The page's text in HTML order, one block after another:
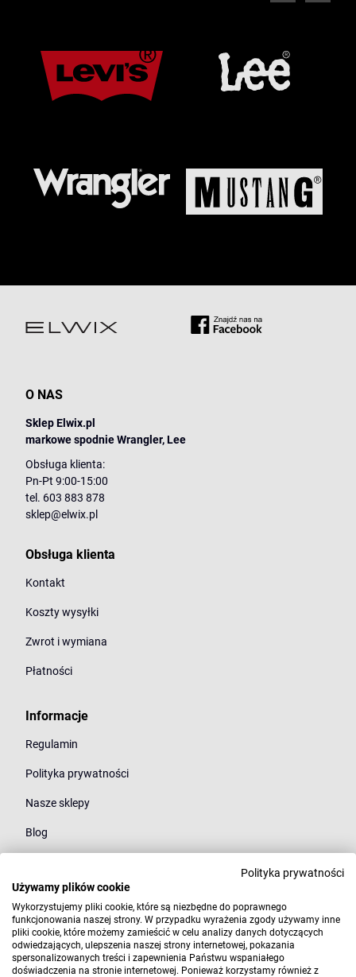
O NAS
Sklep Elwix.pl
markowe spodnie Wrangler, Lee
Obsługa klienta:
Pn-Pt 9:00-15:00
tel. 603 883 878
sklep@elwix.pl
Obsługa klienta
Kontakt
Koszty wysyłki
Zwrot i wymiana
Płatności
Informacje
Regulamin
Polityka prywatności
Nasze sklepy
Blog
Młodzież
Styl
Marki
Polityka prywatności
Używamy plików cookie
Wykorzystujemy pliki cookie, które są niezbędne do poprawnego
funkcjonowania naszej strony. W przypadku wyrażenia zgody używamy inne
pliki cookie, które możemy zamieścić w celu analizy danych dotyczących
odwiedzających, ulepszenia naszej strony internetowej, pokazania
spersonalizowanych treści i zapewnienia Państwu wspaniałego
doświadczenia na stronie internetowej. Ponieważ korzystamy również z